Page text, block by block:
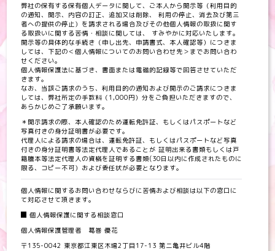
弊社の保有する保有個人データに関して、ご本人から開示等（利用目的
の通知、開示、内容の訂正、追加又は削除、 利用の停止、消去及び第三
者への提供の停止）を請求される場合及びその他個人情報の取扱に関す
る取扱いに関する苦情・相談に関しては、 すみやかに対応いたします。
開示等の具体的な手続き（申し出先、申請書式、本人確認等）につきま
しては、下記の＜個人情報についてのお問い合わせ先＞までお問い合わ
せください。
個人情報保護法に基づき、書面または電磁的記録等で回答させていただ
きます。
なお、当該ご請求のうち、利用目的の通知および開示のご請求につきま
しては、弊社所定の手数料（1,000円）分をご負担いただきますので、
あらかじめご了承願います。
＊開示請求の際、本人確認のため運転免許証、もしくはパスポートなど
写真付きの身分証明書が必要です。
代理人による請求の場合は、運転免許証、もしくはパスポートなど写真
付きの身分証明書等法定代理人であることが 証明出来る書類もしくは戸
籍謄本等法定代理人の資格を証明する書類(30日以内に作成されたものに
限る、コピー不可）および委任状が必要となります。
個人情報に関するお問い合わせならびに苦情および相談は以下の窓口に
て対応させて頂きます。
個人情報保護に関する相談窓口
個人情報保護管理者 葛巻 優花
〒135-0042 東京都江東区木場2丁目17-13 第二亀井ビル4階